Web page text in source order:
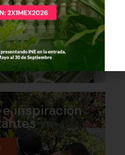
de plantas
e inspiración